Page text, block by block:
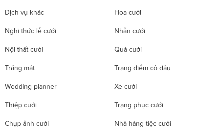
Dịch vụ khác Hoa cưới
Nghi thức lễ cưới Nhẫn cưới
Nội thất cưới Quà cưới
Trăng mật Trang điểm cô dâu
Wedding planner Xe cưới
Thiệp cưới Trang phục cưới
Chụp ảnh cưới Nhà hàng tiệc cưới